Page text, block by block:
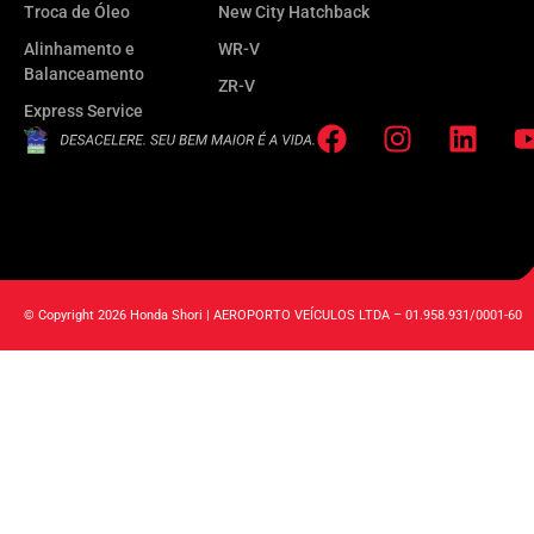
Troca de Óleo
Alinhamento e
Balanceamento
Express Service
New City Hatchback
WR-V
ZR-V
© Copyright 2026 Honda Shori | AEROPORTO VEÍCULOS LTDA – 01.958.931/0001-60